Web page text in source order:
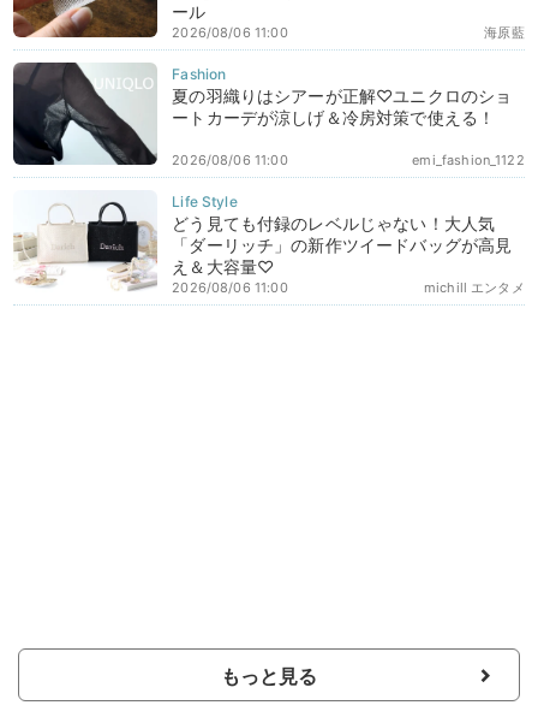
ール
海原藍
2026/08/06 11:00
夏の羽織りはシアーが正解♡ユニクロのショ
ートカーデが涼しげ＆冷房対策で使える！
emi_fashion_1122
2026/08/06 11:00
どう見ても付録のレベルじゃない！大人気
「ダーリッチ」の新作ツイードバッグが高見
え＆大容量♡
michill エンタメ
2026/08/06 11:00
もっと見る